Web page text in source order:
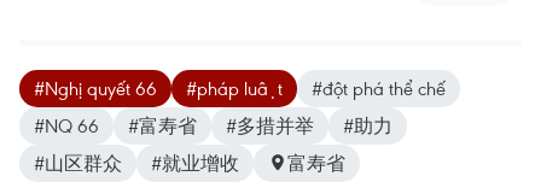
#Nghị quyết 66 #pháp luật
#đột phá thể chế
#NQ 66
#富寿省 #多措并举
#助力
#山区群众
#就业增收 富寿省